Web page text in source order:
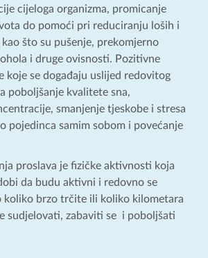
cijeloga organizma, promicanje
do pomoći pri reduciranju loših i
što su pušenje, prekomjerno
i druge ovisnosti. Pozitivne
koje se događaju uslijed redovitog
poboljšanje kvalitete sna,
smanjenje tjeskobe i stresa
pojedinca samim sobom i povećanje
proslava je fizičke aktivnosti koja
da budu aktivni i redovno se
koliko brzo trčite ili koliko kilometara
sudjelovati, zabaviti se i poboljšati